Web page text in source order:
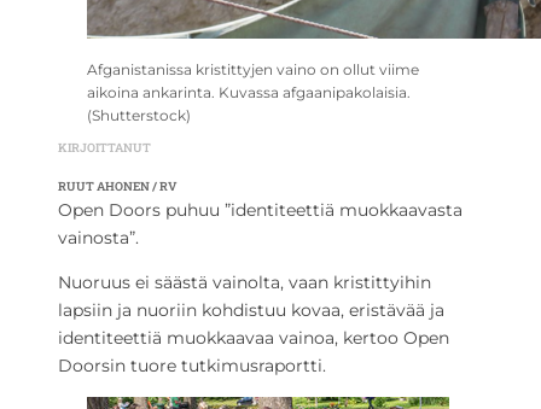
Afganistanissa kristittyjen vaino on ollut viime
aikoina ankarinta. Kuvassa afgaanipakolaisia.
(Shutterstock)
KIRJOITTANUT
RUUT AHONEN / RV
Open Doors puhuu ”identiteettiä muokkaavasta
vainosta”.
Nuoruus ei säästä vainolta, vaan kristittyihin
lapsiin ja nuoriin kohdistuu kovaa, eristävää ja
identiteettiä muokkaavaa vainoa, kertoo Open
Doorsin tuore tutkimusraportti.